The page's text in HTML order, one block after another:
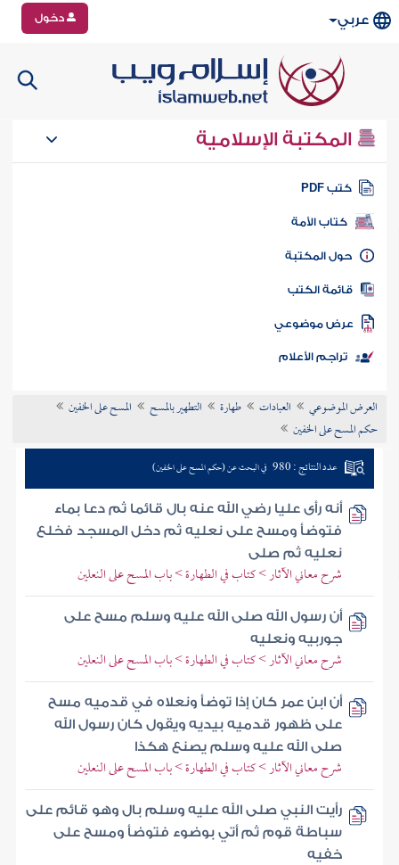
عربي دخول
المكتبة الإسلامية
كتب PDF
كتاب الأمة
المكتبة
الكتب
موضوعي
تراجم الأعلام
العرض الموضوعي العبادات طهارة التطهير بالمسح
المسح على الخفين
حكم المسح على الخفين
عدد النتائج : 980 في البحث عن (حكم المسح على الخفين)
أنه رأى عليا رضي الله عنه بال قائما ثم دعا بماء
فتوضأ ومسح على نعليه ثم دخل المسجد فخلع
نعليه ثم صلى
شرح معاني الآثار > كتاب في الطهارة > باب المسح على النعلين
أن رسول الله صلى الله عليه وسلم مسح على
جوربيه ونعليه
شرح معاني الآثار > كتاب في الطهارة > باب المسح على النعلين
أن ابن عمر كان إذا توضأ ونعلاه في قدميه مسح
على ظهور قدميه بيديه ويقول كان رسول الله
صلى الله عليه وسلم يصنع هكذا
شرح معاني الآثار > كتاب في الطهارة > باب المسح على النعلين
رأيت النبي صلى الله عليه وسلم بال وهو قائم على
سباطة قوم ثم أتي بوضوء فتوضأ ومسح على
خفيه